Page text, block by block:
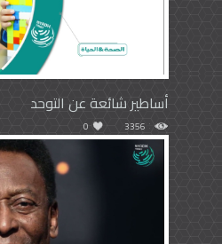
أساطير شائعة عن التوحد
3356
0